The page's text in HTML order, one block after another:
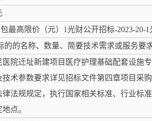
最高限价（元）1光财公开招标-2023-20-
的名称、数量、简要技术需求或服务要求
院迁址新建项目医疗护理基础配套设施
术参数要求详见招标文件第四章项目采购
法规规定，执行国家相关标准、行业标准
点。